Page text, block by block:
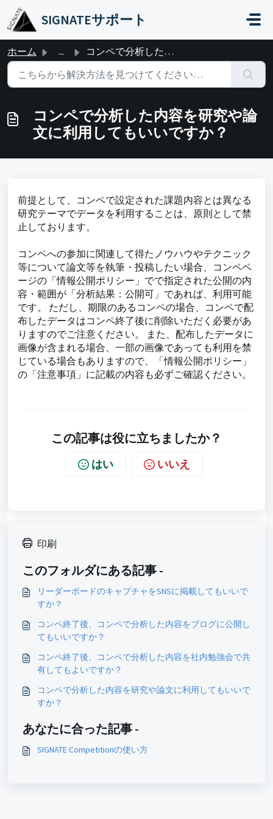
メインコンテンツに移動
SIGNATEサポート
ホーム ... コンペで分析した内容を研究や論文に利用してもいいですか？
コンペで分析した内容を研究や論
文に利用してもいいですか？
前提として、コンペで設定された課題内容とは異なる
研究テーマでデータを利用することは、原則として禁
止しております。
コンペへの参加に関連して得たノウハウやテクニック
等について論文等を執筆・投稿したい場合、コンペペ
ージの「情報公開ポリシー」でで指定された公開の内
容・範囲が「分析結果：公開可」であれば、利用可能
です。 ただし、期限のあるコンペの場合、コンペで配
布したデータはコンペ終了後に削除いただく必要があ
りますのでご注意ください。 また、配布したデータに
画像が含まれる場合、一部の画像であっても利用を禁
じている場合もありますので、「情報公開ポリシー」
の「注意事項」に記載の内容も必ずご確認ください。
この記事は役に立ちましたか？
はい いいえ
印刷
このフォルダにある記事 -
リーダーボードのキャプチャをSNSに掲載してもいいで
すか？
コンペ終了後、コンペで分析した内容をブログに公開し
てもいいですか？
コンペ終了後、コンペで分析した内容を社内勉強会で共
有してもよいですか？
コンペで分析した内容を研究や論文に利用してもいいで
すか？
あなたに合った記事 -
SIGNATE Competitionの使い方